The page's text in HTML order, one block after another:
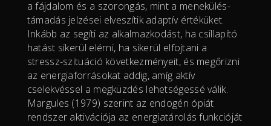
a fájdalom és a szorongás, mint a menekülés-
támadás jelzései elveszítik adaptív értéküket.
Inkább az segíti az alkalmazkodást, ha csillapító
hatást sikerül elérni, ha sikerül elfojtani a
stressz-szituáció következményeit, és megőrizni
az energiaforrásokat addig, amíg aktív
cselekvéssel a megküzdés lehetségessé válik.
Margules (1979) szerint az endogén ópiát
rendszer aktivációja az energiatárolás funkcióját